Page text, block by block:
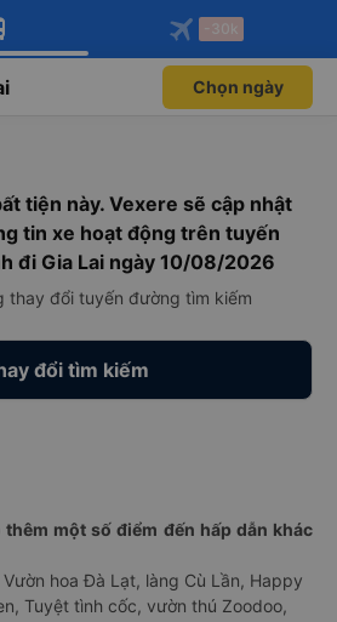
Vexere ngay!
đãi thành viên độc
Mở app
Vexere
khi đặt vé máy bay qua
Mở app
-30k
Chọn ngày
tiện này. Vexere sẽ cập nhật
tin xe hoạt động trên tuyến
đi Gia Lai ngày 10/08/2026
thay đổi tuyến đường tìm kiếm
đổi tìm kiếm
thêm một số điểm đến hấp dẫn khác
Vườn hoa Đà Lạt, làng Cù Lần, Happy
Tuyệt tình cốc, vườn thú Zoodoo,